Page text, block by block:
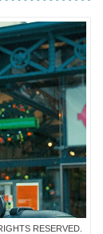
RESERVED.